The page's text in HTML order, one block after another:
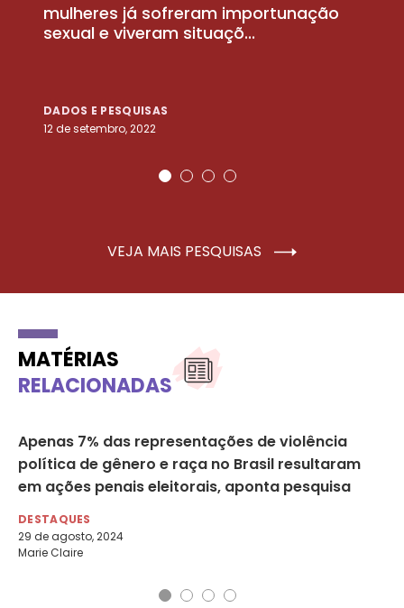
mulheres já sofreram importunação
sexual e viveram situaçõ...
DADOS E PESQUISAS
12 de setembro, 2022
VEJA MAIS PESQUISAS
MATÉRIAS
RELACIONADAS
Apenas 7% das representações de violência
política de gênero e raça no Brasil resultaram
em ações penais eleitorais, aponta pesquisa
DESTAQUES
29 de agosto, 2024
Marie Claire